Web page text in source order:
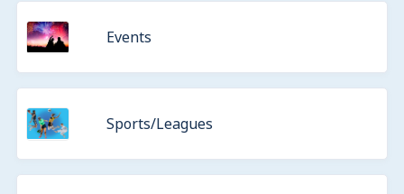
Events
Sports/Leagues